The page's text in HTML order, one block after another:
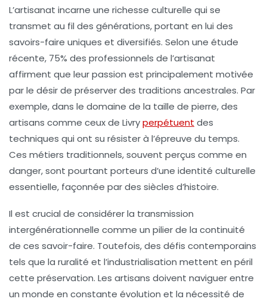
L’artisanat incarne une richesse culturelle qui se
transmet au fil des générations, portant en lui des
savoirs-faire uniques et diversifiés. Selon une étude
récente, 75% des professionnels de l’artisanat
affirment que leur passion est principalement motivée
par le désir de préserver des traditions ancestrales. Par
exemple, dans le domaine de la taille de pierre, des
artisans comme ceux de Livryperpétuent des
techniques qui ont su résister à l’épreuve du temps.
Ces métiers traditionnels, souvent perçus comme en
danger, sont pourtant porteurs d’une identité culturelle
essentielle, façonnée par des siècles d’histoire.
Il est crucial de considérer la transmission
intergénérationnelle comme un pilier de la continuité
de ces savoir-faire. Toutefois, des défis contemporains
tels que la ruralité et l’industrialisation mettent en péril
cette préservation. Les artisans doivent naviguer entre
un monde en constante évolution et la nécessité de